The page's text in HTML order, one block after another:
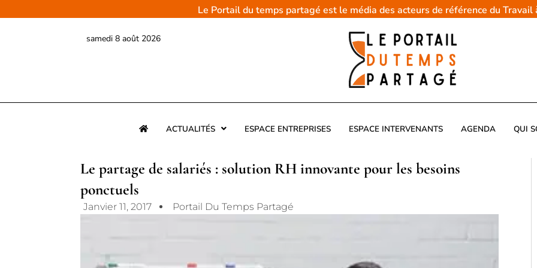
au
Le Portail du temps partagé est le média des acteurs de référence du
samedi 8 août 2026
ACTUALITÉS ESPACE ENTREPRISES ESPACE INTERVENANTS AGENDA QUI
Le partage de salariés : solution RH innovante pour les besoins
ponctuels
Janvier 11, 2017 Portail Du Temps Partagé